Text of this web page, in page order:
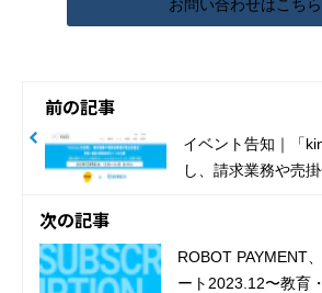
お問い合わせはこちら
前の記事
イベント告知｜「
し、請求業務や売
次の記事
ROBOT PAYMENT
ート2023.12〜教育